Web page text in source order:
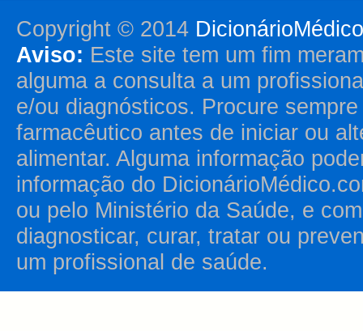
Copyright © 2014
Aviso: Este site tem um fim
alguma a consulta a um
e/ou diagnósticos. Procure
farmacêutico antes de iniciar ou
alimentar. Alguma informação
informação do
ou pelo Ministério da Saúde, e
diagnosticar, curar, tratar ou
um profissional de saúde.